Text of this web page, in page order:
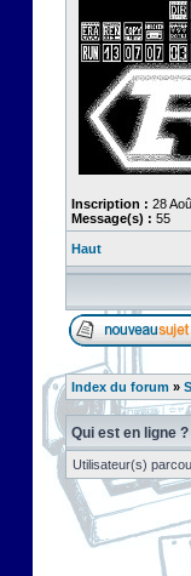
Inscription : 28
Message(s) : 55
Haut
Index du forum »
Qui est en ligne ?
Utilisateur(s)